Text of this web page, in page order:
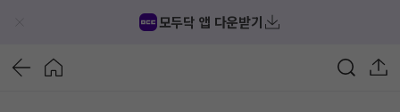
모두닥 앱 다운받기